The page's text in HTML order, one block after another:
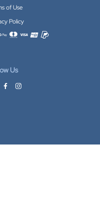
of Use
Policy
payment methods
Us